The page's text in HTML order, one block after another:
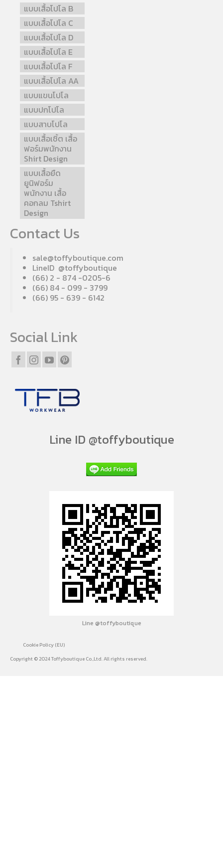
แบบเสื้อโปโล B
แบบเสื้อโปโล C
แบบเสื้อโปโล D
แบบเสื้อโปโล E
แบบเสื้อโปโล F
แบบเสื้อโปโล AA
แบบแขนโปโล
แบบปกโปโล
แบบสาบโปโล
แบบเสื้อเชิ้ต เสื้อ
ฟอร์มพนักงาน
Shirt Design
แบบเสื้อยืด
ยูนิฟอร์ม
พนักงาน เสื้อ
คอกลม Tshirt
Design
Contact Us
sale@toffyboutique.com
LineID @toffyboutique
(66) 2 - 874 -0205-6
(66) 84 - 099 - 3799
(66) 95 - 639 - 6142
Social Link
Line ID @toffyboutique
Line @toffyboutique
Cookie Policy (EU)
Copyright © 2024 Toffyboutique Co.,Ltd. All rights reserved.